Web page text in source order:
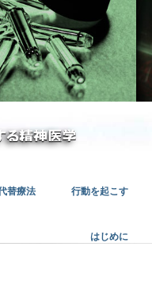
行動を起こす
替療法
はじめに